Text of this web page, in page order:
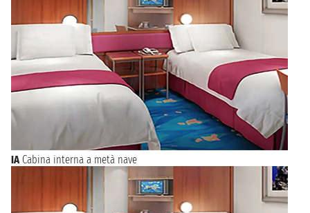
IA Cabina interna a metà nave